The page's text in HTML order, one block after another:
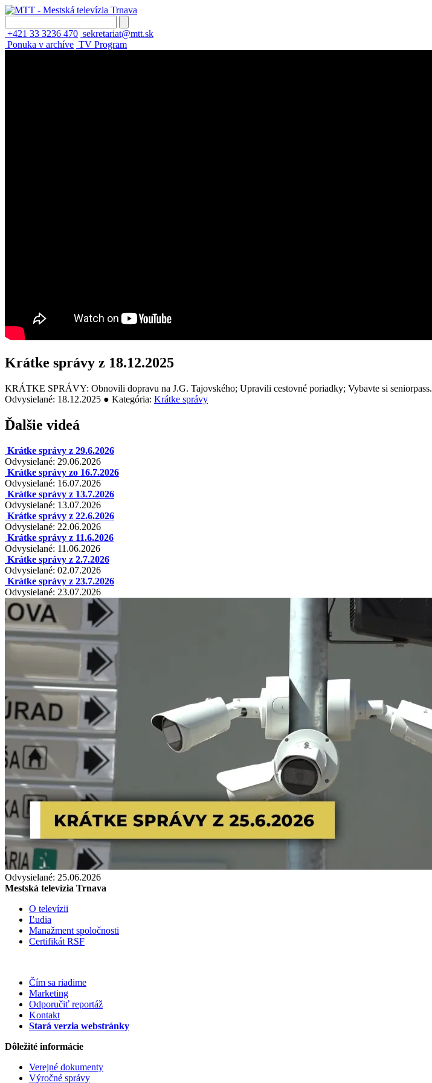
+421 33 3236 470 sekretariat@mtt.sk
Ponuka v archíve TV Program
Krátke správy z 18.12.2025
KRÁTKE SPRÁVY: Obnovili dopravu na J.G. Tajovského; Upravili cestovné poriadky; Vybavte si seniorpass.
Odvysielané: 18.12.2025 ● Kategória: Krátke správy
Ďalšie videá
Krátke správy z 29.6.2026
Odvysielané: 29.06.2026
Krátke správy zo 16.7.2026
Odvysielané: 16.07.2026
Krátke správy z 13.7.2026
Odvysielané: 13.07.2026
Krátke správy z 22.6.2026
Odvysielané: 22.06.2026
Krátke správy z 11.6.2026
Odvysielané: 11.06.2026
Krátke správy z 2.7.2026
Odvysielané: 02.07.2026
Krátke správy z 23.7.2026
Odvysielané: 23.07.2026
Odvysielané: 25.06.2026
Mestská televízia Trnava
O televízii
Ľudia
Manažment spoločnosti
Certifikát RSF
Čím sa riadime
Marketing
Odporučiť reportáž
Kontakt
Stará verzia webstránky
Dôležité informácie
Verejné dokumenty
Výročné správy